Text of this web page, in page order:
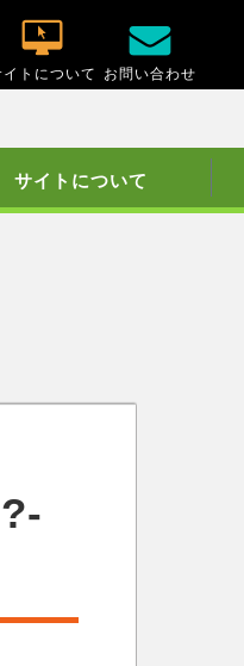
イトについて お問い合わせ
サイトについて